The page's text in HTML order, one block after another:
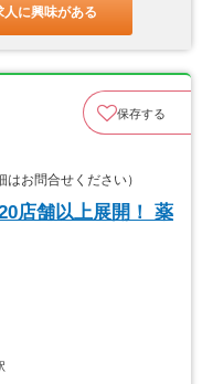
人に興味がある
保存する
お問合せください）
店舗以上展開！ 薬